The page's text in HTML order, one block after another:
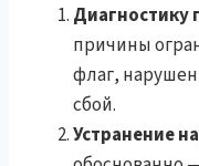
Диагностику
причины
флаг,
сбой.
Устранение